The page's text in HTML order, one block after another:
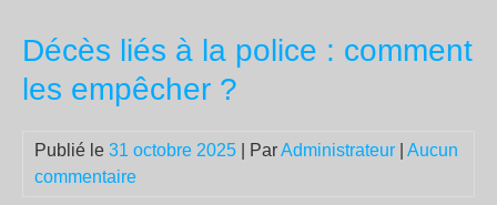
Décès liés à la police : comment
les empêcher ?
Publié le 31 octobre 2025 | ParAdministrateur
Aucun
commentaire